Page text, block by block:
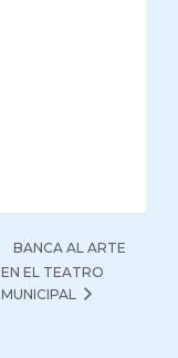
BANCA AL ARTE
EN EL TEATRO
MUNICIPAL